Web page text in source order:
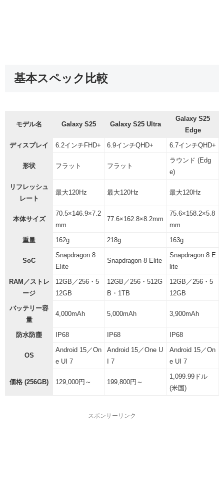
基本スペック比較
モデル名 Galaxy S25 Galaxy S25 Ultra
Galaxy S25
Edge
ディスプレイ
6.2インチFHD+ 6.9インチQHD+ 6.7インチQHD+
形状 フラット フラット
ラウンド (Edg
e)
リフレッシュ
レート
最大120Hz 最大120Hz 最大120Hz
本体サイズ
70.5×146.9×7.2
mm
77.6×162.8×8.2mm
75.6×158.2×5.8
mm
重量
162g 218g 163g
SoC
Snapdragon 8
Elite
Snapdragon 8 Elite
Snapdragon 8 E
lite
RAM／ストレ
ージ
12GB／256・5
12GB
12GB／256・512G
B・1TB
12GB／256・5
12GB
バッテリー容
量
4,000mAh 5,000mAh 3,900mAh
防水防塵 IP68 IP68 IP68
OS
Android 15／On
e UI 7
Android 15／One U
I 7
Android 15／On
e UI 7
価格 (256GB) 129,000円～ 199,800円～
1,099.99ドル
(米国)
スポンサーリンク